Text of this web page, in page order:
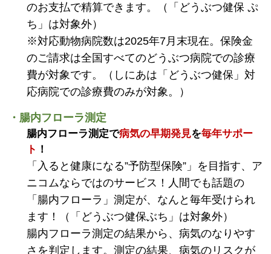
のお支払で精算できます。（「どうぶつ健保 ぷ
ち」は対象外）
※対応動物病院数は2025年7月末現在。保険金
のご請求は全国すべてのどうぶつ病院での診療
費が対象です。（しにあは「どうぶつ健保」対
応病院での診療費のみが対象。）
・腸内フローラ測定
腸内フローラ測定で病気の早期発見を毎年サポー
ト ！
「入ると健康になる”予防型保険”」を目指す、ア
ニコムならではのサービス！人間でも話題の
「腸内フローラ」測定が、なんと毎年受けられ
ます！（「どうぶつ健保ぶち」は対象外）
腸内フローラ測定の結果から、病気のなりやす
さを判定します。測定の結果、病気のリスクが